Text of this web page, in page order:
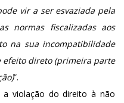
vir a ser esvaziada pela
normas fiscalizadas aos
na sua incompatibilidade
efeito direto (primeira parte
”.
a violação do direito à não